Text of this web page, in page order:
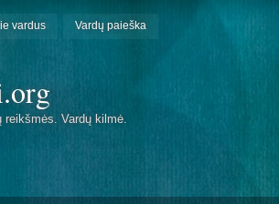
vardus Vardų paieška
reikšmės. Vardų kilmė.